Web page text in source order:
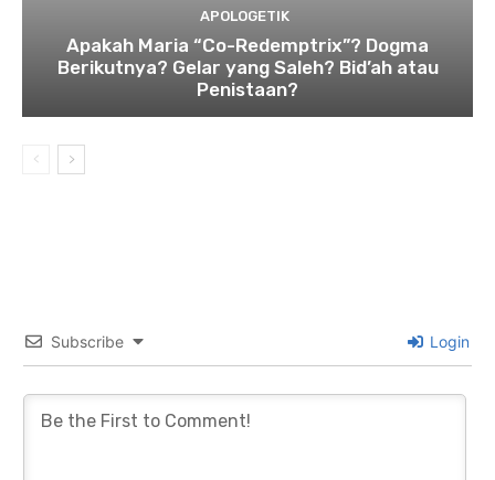
APOLOGETIK
Apakah Maria “Co-Redemptrix”? Dogma
Berikutnya? Gelar yang Saleh? Bid’ah atau
Penistaan?
Subscribe Login